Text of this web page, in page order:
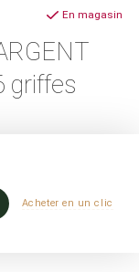
griffes
En magasin
Acheter en un clic